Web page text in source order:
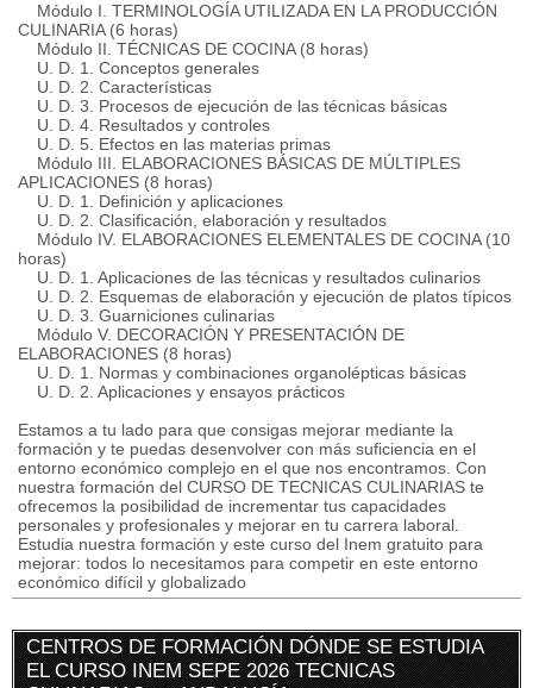
Módulo I. TERMINOLOGÍA UTILIZADA EN LA PRODUCCIÓN
CULINARIA (6 horas)
Módulo II. TÉCNICAS DE COCINA (8 horas)
U. D. 1. Conceptos generales
U. D. 2. Características
U. D. 3. Procesos de ejecución de las técnicas básicas
U. D. 4. Resultados y controles
U. D. 5. Efectos en las materias primas
Módulo III. ELABORACIONES BÁSICAS DE MÚLTIPLES
APLICACIONES (8 horas)
U. D. 1. Definición y aplicaciones
U. D. 2. Clasificación, elaboración y resultados
Módulo IV. ELABORACIONES ELEMENTALES DE COCINA (10
horas)
U. D. 1. Aplicaciones de las técnicas y resultados culinarios
U. D. 2. Esquemas de elaboración y ejecución de platos típicos
U. D. 3. Guarniciones culinarias
Módulo V. DECORACIÓN Y PRESENTACIÓN DE
ELABORACIONES (8 horas)
U. D. 1. Normas y combinaciones organolépticas básicas
U. D. 2. Aplicaciones y ensayos prácticos
Estamos a tu lado para que consigas mejorar mediante la
formación y te puedas desenvolver con más suficiencia en el
entorno económico complejo en el que nos encontramos. Con
nuestra formación del CURSO DE TECNICAS CULINARIAS te
ofrecemos la posibilidad de incrementar tus capacidades
personales y profesionales y mejorar en tu carrera laboral.
Estudia nuestra formación y este curso del Inem gratuito para
mejorar: todos lo necesitamos para competir en este entorno
económico difícil y globalizado
CENTROS DE FORMACIÓN DÓNDE SE ESTUDIA
EL CURSO INEM SEPE 2026 TECNICAS